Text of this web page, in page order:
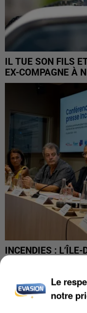
IL TUE SON FILS
EX-COMPAGNE À
INCENDIES :
DE SOLIDARITÉ
Le
notre